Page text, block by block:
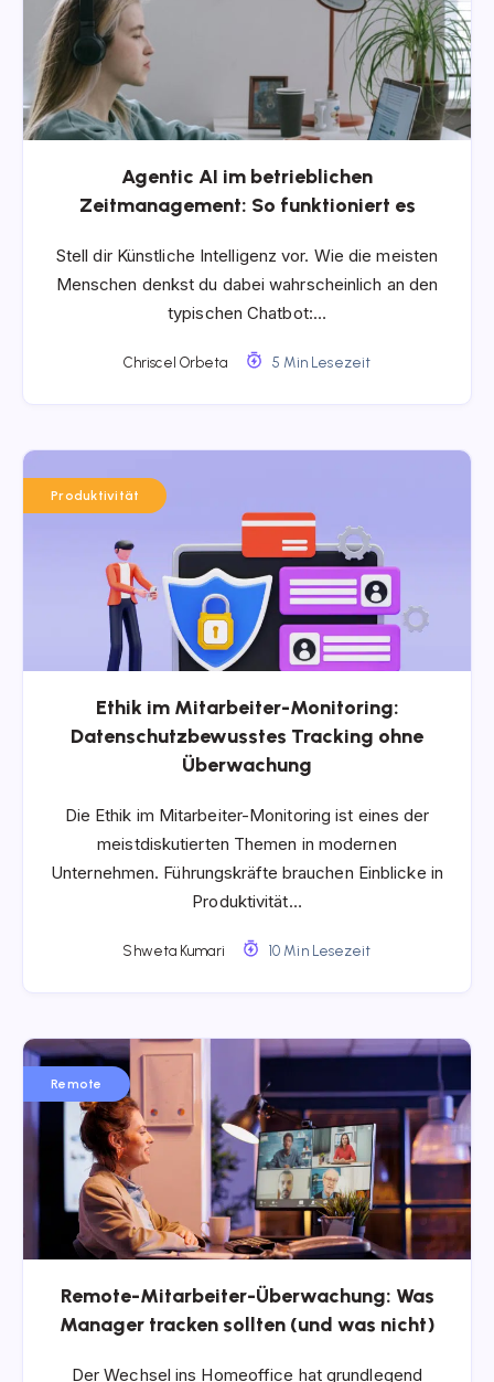
Agentic AI im betrieblichen
Zeitmanagement: So funktioniert es
Stell dir Künstliche Intelligenz vor. Wie die meisten
Menschen denkst du dabei wahrscheinlich an den
typischen Chatbot:…
Chriscel Orbeta 5 Min Lesezeit
Produktivität
Ethik im Mitarbeiter-Monitoring:
Datenschutzbewusstes Tracking ohne
Überwachung
Die Ethik im Mitarbeiter-Monitoring ist eines der
meistdiskutierten Themen in modernen
Unternehmen. Führungskräfte brauchen Einblicke in
Produktivität…
Shweta Kumari 10 Min Lesezeit
Remote
Remote-Mitarbeiter-Überwachung: Was
Manager tracken sollten (und was nicht)
Der Wechsel ins Homeoffice hat grundlegend